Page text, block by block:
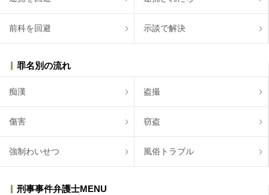
前科を回避 示談で解決
罪名別の流れ
痴漢 盗撮
傷害 窃盗
強制わいせつ 風俗トラブル
刑事事件弁護士MENU